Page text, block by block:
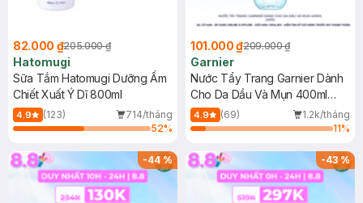
82.000 ₫205.000 ₫
Hatomugi
Sữa Tắm Hatomugi Dưỡng Ẩm
Chiết Xuất Ý Dĩ 800ml
4.9 (123)
714/tháng
52%
101.000 ₫209.000 ₫
Garnier
Nước Tẩy Trang Garnier Dành
Cho Da Dầu Và Mụn 400ml
(Mới)
4.9 (69)
1.2k/tháng
11%
-44% -43%